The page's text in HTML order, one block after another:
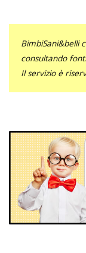
BimbiSani&belli
consultando
Il servizio è